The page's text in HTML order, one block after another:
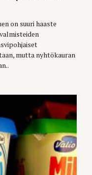
on suuri haaste
mutta nyhtökauran